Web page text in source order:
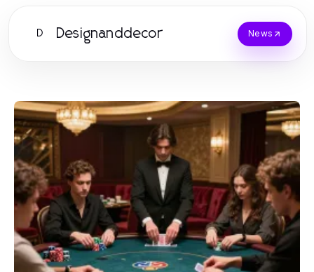
D Designanddecor News